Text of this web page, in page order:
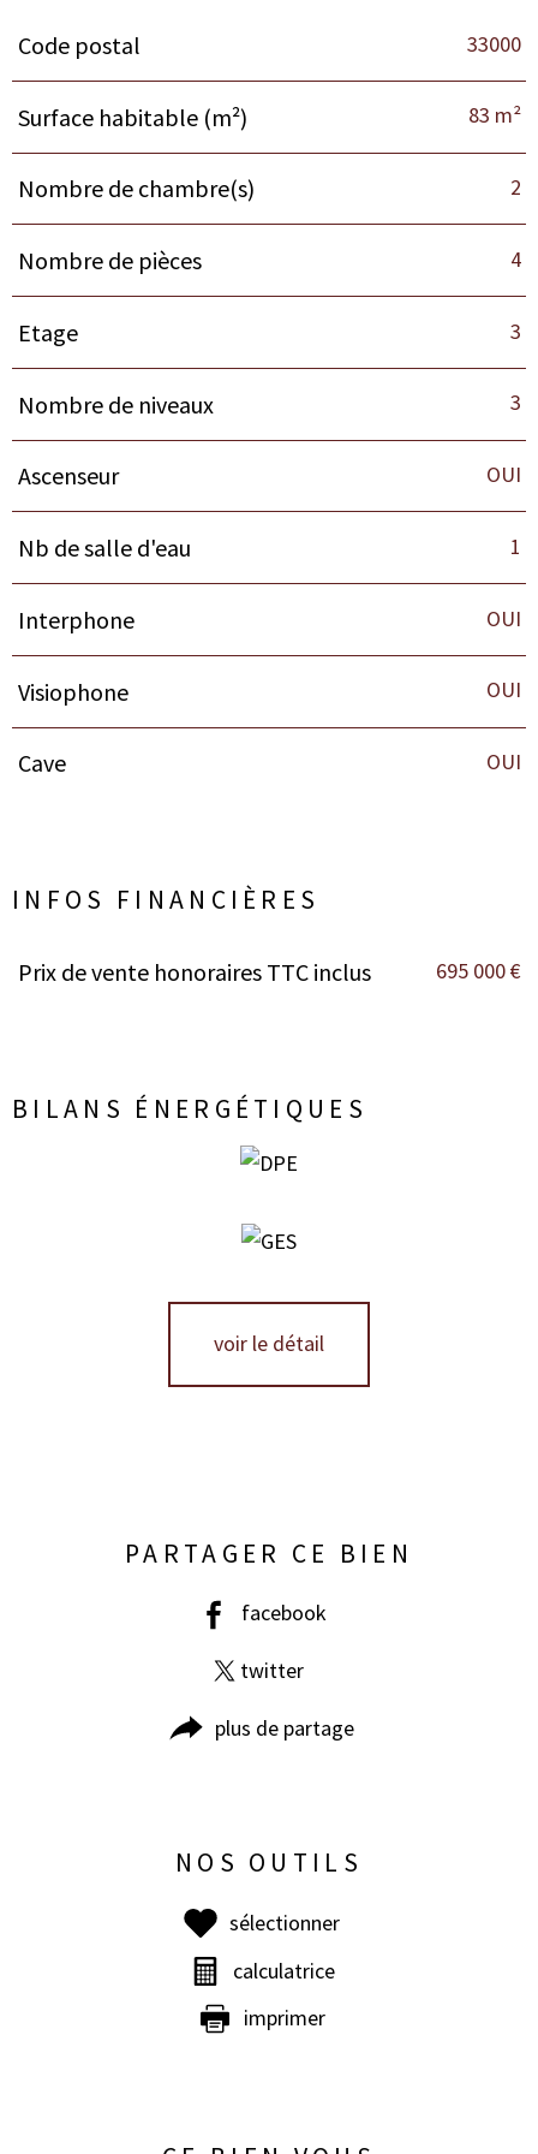
Caractéristiques
Code postal 33000
Surface habitable (m²) 83 m²
Nombre de chambre(s) 2
Nombre de pièces 4
Etage 3
Nombre de niveaux 3
Ascenseur OUI
Nb de salle d'eau 1
Interphone OUI
Visiophone OUI
Cave OUI
INFOS FINANCIÈRES
Caractéristiques Valeurs
Prix de vente honoraires TTC inclus 695 000 €
BILANS ÉNERGÉTIQUES
voir le détail
PARTAGER CE BIEN
facebook
twitter
plus de partage
NOS OUTILS
sélectionner
calculatrice
imprimer